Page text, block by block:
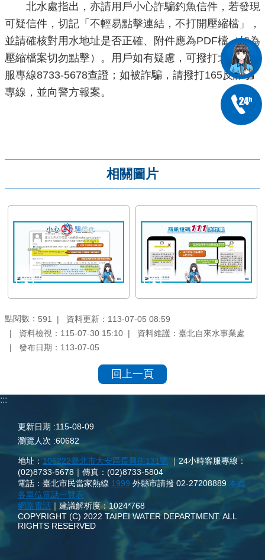
北水處指出，亦請用戶小心詐騙釣魚信件，若發現
可疑信件，切記「不輕易點擊連結，不打開壓縮檔」，
並請確核對用水地址是否正確、附件應為PDF檔（如為
壓縮檔案切勿點擊）。用戶如有疑慮，可撥打北水處客
服專線8733-5678查證；如被詐騙，請撥打165反詐騙
專線，並向警方報案。
相關圖片
點閱數： 591
資料更新：113-07-05 08:59
資料檢視：115-07-30 15:10
資料維護：臺北自來水事業處
發布日期：113-07-05
回上一頁
:::
更新日期
115-08-09
瀏覽人次 60682
地址： 106222臺北市大安區長興街131號 ｜24小時客服專線：
(02)8733-5678｜傳真：(02)8733-5804
電話：臺北市民當家熱線 1999 外縣市請撥 02-27208889 本處
各單位電話一覽表
網路電話 ｜建議解析度：1024*768
COPYRIGHT (C) 2022 TAIPEI WATER DEPARTMENT. ALL
RIGHTS RESERVED